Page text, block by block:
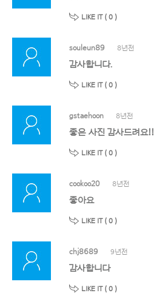
LIKE IT ( 0 )
souleun89 8년전
감사합니다.
LIKE IT ( 0 )
gstaehoon 8년전
좋은 사진 감사드려요!!
LIKE IT ( 0 )
cookoo20 8년전
좋아요
LIKE IT ( 0 )
chj8689 9년전
감사합니다
LIKE IT ( 0 )